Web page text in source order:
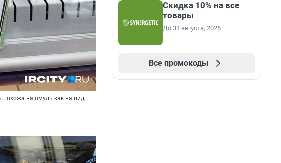
похожа на омуль как на вид,
Скидка 10% на все
товары
До 31 августа, 2026
Все промокоды